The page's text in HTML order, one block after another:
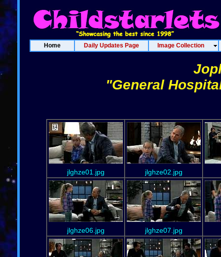
Home Daily Updates Page Image Collection
"General
jlghze01.jpg jlghze02.jpg
jlghze06.jpg jlghze07.jpg